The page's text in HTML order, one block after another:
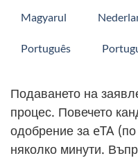
Magyarul
Português
Подаването на
процес. Повечето
одобрение за eTA
няколко минути.